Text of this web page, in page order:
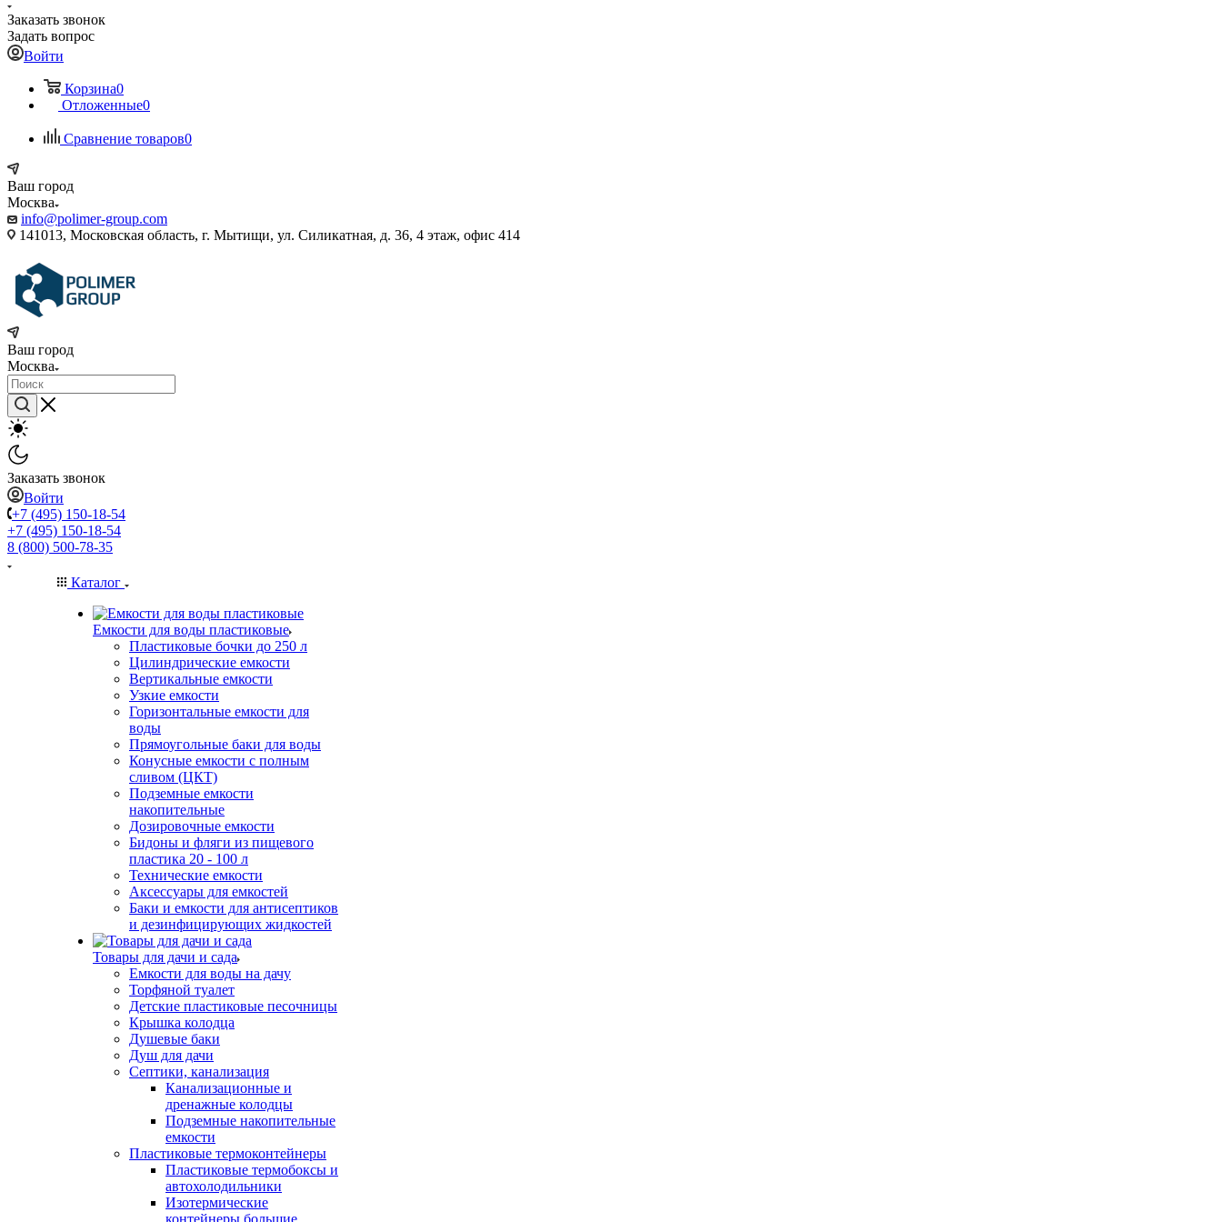
Заказать звонок
Задать вопрос
Войти
Корзина0
Отложенные0
Сравнение товаров0
Ваш город
Москва
info@polimer-group.com
141013, Московская область, г. Мытищи, ул. Силикатная, д. 36, 4 этаж, офис 414
Ваш город
Москва
Заказать звонок
Войти
+7 (495) 150-18-54
+7 (495) 150-18-54
8 (800) 500-78-35
Каталог
Емкости для воды пластиковые
Пластиковые бочки до 250 л
Цилиндрические емкости
Вертикальные емкости
Узкие емкости
Горизонтальные емкости для
воды
Прямоугольные баки для воды
Конусные емкости с полным
сливом (ЦКТ)
Подземные емкости
накопительные
Дозировочные емкости
Бидоны и фляги из пищевого
пластика 20 - 100 л
Технические емкости
Аксессуары для емкостей
Баки и емкости для антисептиков
и дезинфицирующих жидкостей
Товары для дачи и сада
Емкости для воды на дачу
Торфяной туалет
Детские пластиковые песочницы
Крышка колодца
Душевые баки
Душ для дачи
Септики, канализация
Канализационные и
дренажные колодцы
Подземные накопительные
емкости
Пластиковые термоконтейнеры
Пластиковые термобоксы и
автохолодильники
Изотермические
контейнеры большие